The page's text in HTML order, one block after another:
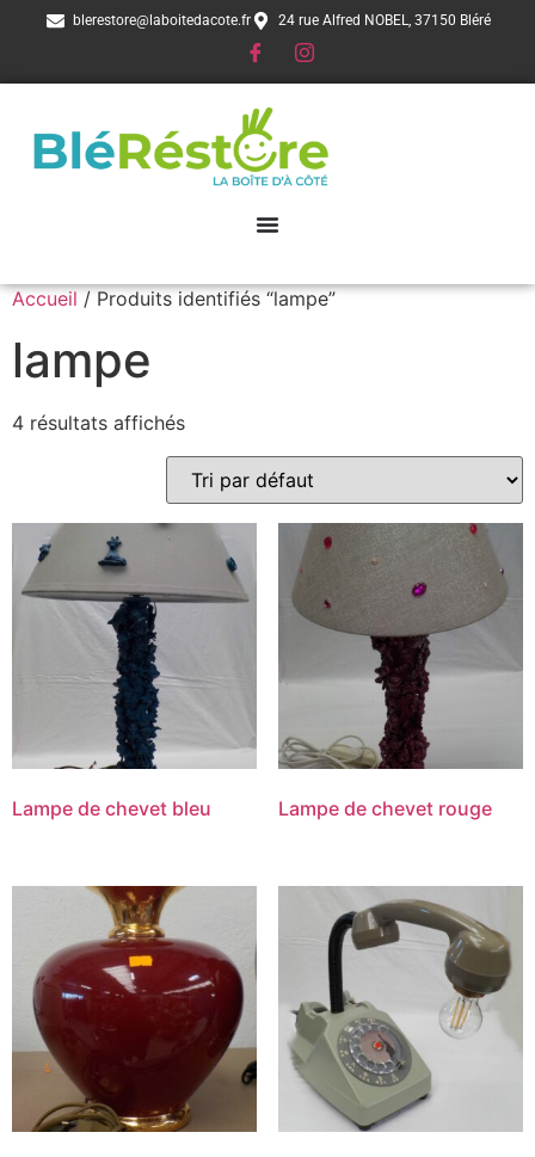
blerestore@laboitedacote.fr 24 rue Alfred NOBEL, 37150 Bléré
Accueil / Produits identifiés “lampe”
lampe
4 résultats affichés
Lampe de chevet bleu Lampe de chevet rouge